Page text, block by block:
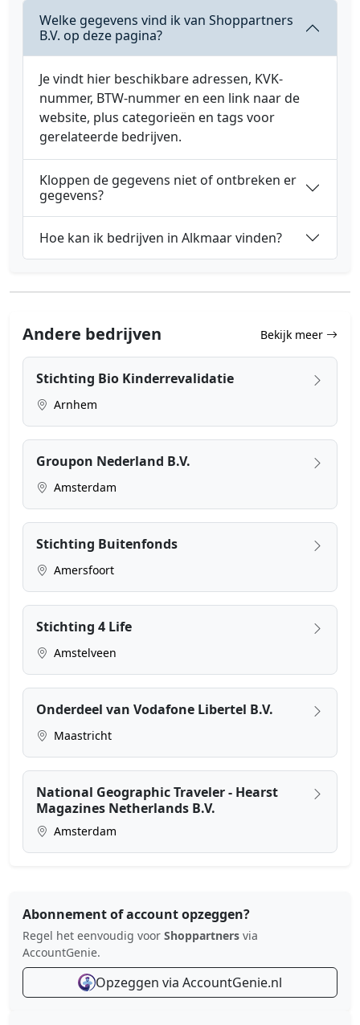
Welke gegevens vind ik van Shoppartners
B.V. op deze pagina?
Je vindt hier beschikbare adressen, KVK-
nummer, BTW-nummer en een link naar de
website, plus categorieën en tags voor
gerelateerde bedrijven.
Kloppen de gegevens niet of ontbreken er
gegevens?
Hoe kan ik bedrijven in Alkmaar vinden?
Andere bedrijven Bekijk meer
Stichting Bio Kinderrevalidatie
Arnhem
Groupon Nederland B.V.
Amsterdam
Stichting Buitenfonds
Amersfoort
Stichting 4 Life
Amstelveen
Onderdeel van Vodafone Libertel B.V.
Maastricht
National Geographic Traveler - Hearst
Magazines Netherlands B.V.
Amsterdam
Abonnement of account opzeggen?
Regel het eenvoudig voor Shoppartners via
AccountGenie.
Opzeggen via AccountGenie.nl